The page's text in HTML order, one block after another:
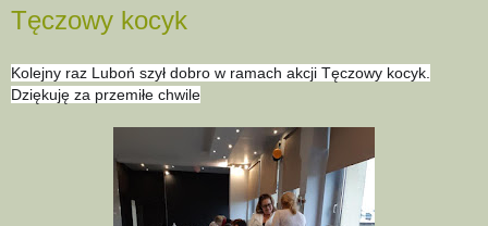
Tęczowy kocyk
Kolejny raz Luboń szył dobro w ramach akcji Tęczowy kocyk.
Dziękuję za przemiłe chwile